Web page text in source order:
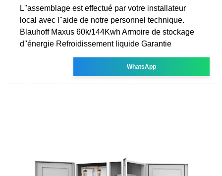
L''assemblage est effectué par votre installateur
local avec l''aide de notre personnel technique.
Blauhoff Maxus 60k/144Kwh Armoire de stockage
d''énergie Refroidissement liquide Garantie
WhatsApp